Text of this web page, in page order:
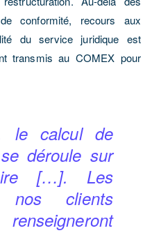
conformité, recours aux
du service juridique est
transmis au COMEX pour
le calcul de
déroule sur
[…]. Les
nos clients